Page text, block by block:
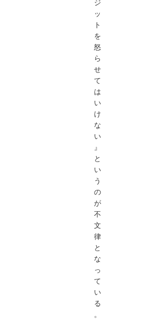
ジ
ッ
ト
を
怒
ら
せ
て
は
い
け
な
い
』
と
い
う
の
が
不
文
律
と
な
っ
て
い
る
。